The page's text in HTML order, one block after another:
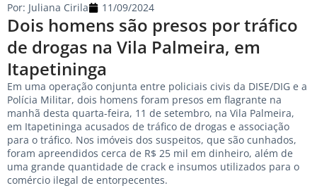
Dois homens são presos por tráfico
de drogas na Vila Palmeira, em
Itapetininga
Por: Juliana Cirila 11/09/2024
Em uma operação conjunta entre policiais civis da DISE/DIG e a
Polícia Militar, dois homens foram presos em flagrante na
manhã desta quarta-feira, 11 de setembro, na Vila Palmeira,
em Itapetininga acusados de tráfico de drogas e associação
para o tráfico. Nos imóveis dos suspeitos, que são cunhados,
foram apreendidos cerca de R$ 25 mil em dinheiro, além de
uma grande quantidade de crack e insumos utilizados para o
comércio ilegal de entorpecentes.